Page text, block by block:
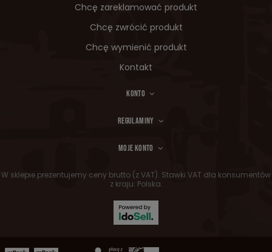
Chcę zareklamować produkt
Chcę zwrócić produkt
Chcę wymienić produkt
Kontakt
KONTO
REGULAMINY
MOJE KONTO
W sklepie prezentujemy ceny brutto (z VAT). Stawki VAT dla konsumentów
z kraju: Polska.